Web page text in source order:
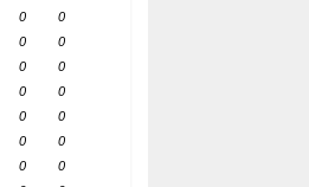
0
0
0
0
0
0
0
0
0
0
0
0
0
0